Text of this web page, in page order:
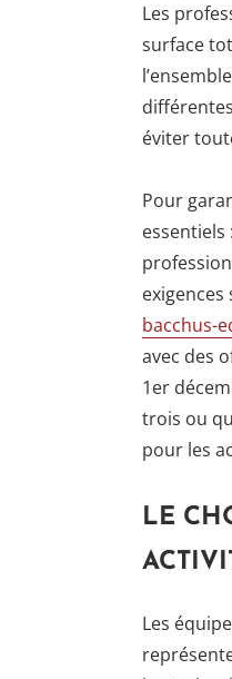
Les
surface
éviter
Pour
essentiels
bacchus-
avec des
1er
trois ou
pour les
LE
Les